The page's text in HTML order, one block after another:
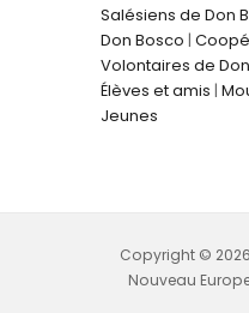
Salésiens de Don
Don Bosco |
Volontaires de
Élèves et amis |
Jeunes
Copyright ©
Nouveau